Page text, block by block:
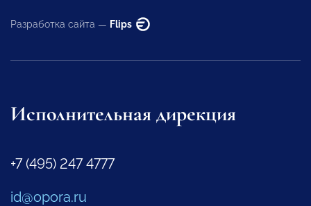
Разработка сайта — Flips
Исполнительная дирекция
+7 (495) 247 4777
id@opora.ru